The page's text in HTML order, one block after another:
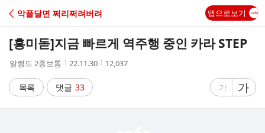
C
A
악플달면 쩌리쩌려버려 앱으로보기
[흥미돋]지금 빠르게 역주행 중인 카라 STEP
작
자
알랭드 2종보통
작
시
간
22.11.30
조
12,037
목록 댓글 33
글
가
글
자
가